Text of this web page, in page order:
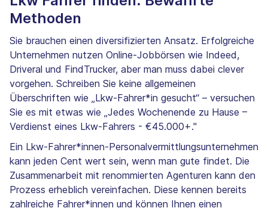
Methoden
Sie brauchen einen diversifizierten Ansatz. Erfolgreiche
Unternehmen nutzen Online-Jobbörsen wie Indeed,
Driveral und FindTrucker, aber man muss dabei clever
vorgehen. Schreiben Sie keine allgemeinen
Überschriften wie „Lkw-Fahrer*in gesucht“ – versuchen
Sie es mit etwas wie „Jedes Wochenende zu Hause –
Verdienst eines Lkw-Fahrers - €45.000+."
Ein Lkw-Fahrer*innen-Personalvermittlungsunternehmen
kann jeden Cent wert sein, wenn man gute findet. Die
Zusammenarbeit mit renommierten Agenturen kann den
Prozess erheblich vereinfachen. Diese kennen bereits
zahlreiche Fahrer*innen und können Ihnen einen